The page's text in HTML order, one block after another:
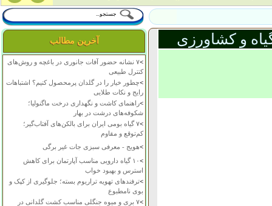
آخرین مطالب
>
۷ نشانه حضور آفات جانوری در باغچه و روش‌های
کنترل طبیعی
>چطور خیار را در گلدان پرمحصول کنیم؟ اشتباهات
رایج و نکات طلایی
>راهنمای کاشت و نگهداری درخت ماگنولیا؛
شکوفه‌های درشت در بهار
>
۷ گیاه بومی ایران برای بالکن‌های آفتاب‌گیر؛
کم‌توقع و مقاوم
>هویج - معرفی سبزی جات غیر برگی
>
۱۰ گیاه دارویی مناسب آپارتمان برای کاهش
استرس و بهبود خواب
>ترفندهای تهویه تراریوم بسته؛ جلوگیری از کپک و
بوی نامطبوع
>
۷ بری و میوه جنگلی مناسب کشت گلدانی در
و کشاورزی